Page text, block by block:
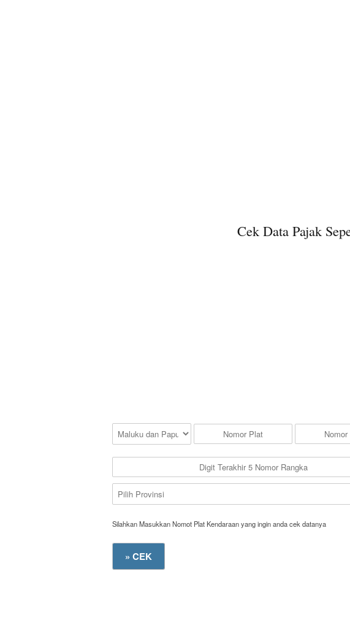
Cek Data Pajak
Silahkan Masukkan Nomot Plat Kendaraan yang ingin anda cek datanya